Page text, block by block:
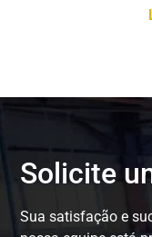
Solicite
Sua satisfação e